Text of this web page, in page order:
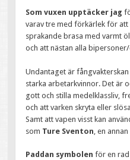
Som vuxen upptäcker jag
varav tre med förkärlek för
sprakande brasa med varmt
och att nästan alla
Undantaget är
starka arbetarkvinnor. Det är
gott och stilla medelklassliv,
och att varken skryta eller
Samt att vapen visst kan
som Ture Sventon , en
Paddan symbolenför en